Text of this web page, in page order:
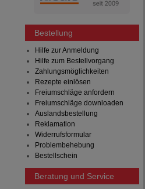
Bestellung
Hilfe zur Anmeldung
Hilfe zum Bestellvorgang
Zahlungsmöglichkeiten
Rezepte einlösen
Freiumschläge anfordern
Freiumschläge downloaden
Auslandsbestellung
Reklamation
Widerrufsformular
Problembehebung
Bestellschein
Beratung und Service